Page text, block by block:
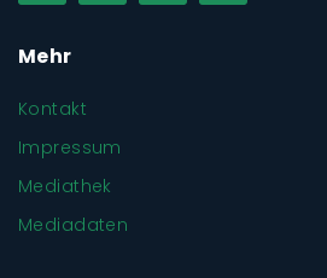
Mehr
Kontakt
Impressum
Mediathek
Mediadaten